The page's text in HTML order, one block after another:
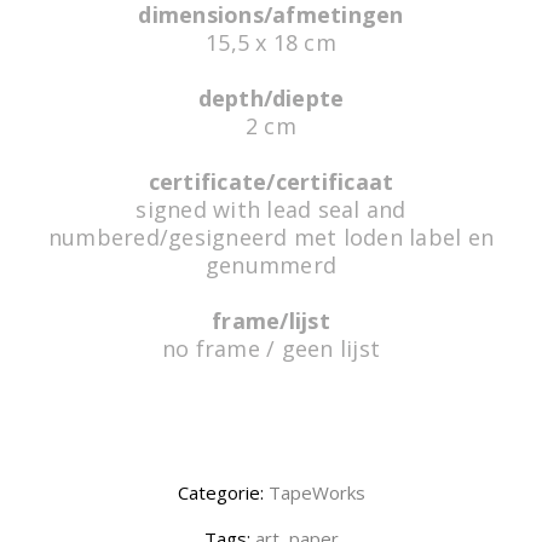
Artwork made of painter's tape,
TAPEWORKS
dimensions/afmetingen
15,5 x 18 cm
depth/diepte
2 cm
certificate/certificaat
signed with lead seal and
numbered/gesigneerd met loden label en
genummerd
frame/lijst
no frame / geen lijst
Categorie: TapeWorks